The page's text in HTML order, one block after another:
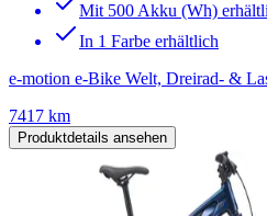
Mit 500 Akku (Wh)
In 1 Farbe erhältlich
e-motion e-Bike Welt, Dreirad- &
7417 km
Produktdetails ansehen